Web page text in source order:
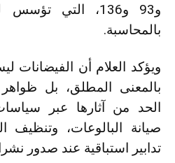
و93 و136، التي
بالمحاسبة.
ويؤكد العلام أن الفيضانات
بالمعنى المطلق، بل
الحد من آثارها عبر
صيانة البالوعات، وتنظيف
تدابير استباقية عند صدور